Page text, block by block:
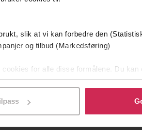
slik at vi kan forbedre den
og tilbud (Markedsføring)
for alle disse formålene. Du kan
kan når som helst trekke tilbake eller
79,-
En lykkelig familie
Hjelvin Andersen
Pascal